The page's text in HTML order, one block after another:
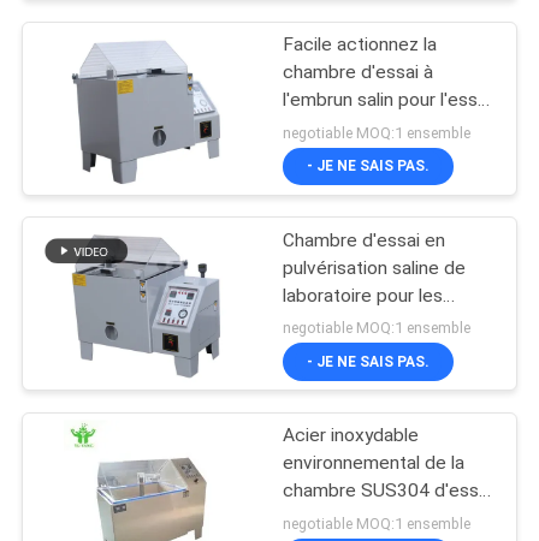
Facile actionnez la
chambre d'essai à
l'embrun salin pour l'essai
concernant
l'environnement d'ASTM
B117
negotiable MOQ:1 ensemble
- JE NE SAIS PAS.
Chambre d'essai en
pulvérisation saline de
laboratoire pour les
essais de corrosion
Chambre d'essai
climatique
negotiable MOQ:1 ensemble
- JE NE SAIS PAS.
Acier inoxydable
environnemental de la
chambre SUS304 d'essai
à l'embrun salin de 220V
negotiable MOQ:1 ensemble